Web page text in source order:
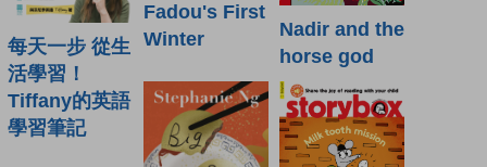
每天一步 從生
活學習！
Tiffany的英語
學習筆記
Fadou's First
Winter
Nadir and the
horse god